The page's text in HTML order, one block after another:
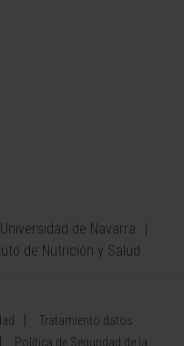
de Navarra
de Nutrición y Salud
Tratamiento datos
Política de Seguridad de la